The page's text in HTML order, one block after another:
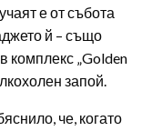
е от събота
й – също
комплекс „Golden
запой.
че, когато